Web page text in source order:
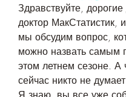
Здравствуйте,
доктор МакСтатистик,
мы обсудим вопрос,
можно назвать самым
этом летнем сезоне. А
сейчас никто не
Я знаю, вы все уже